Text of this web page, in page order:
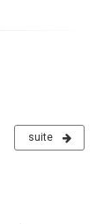
suite